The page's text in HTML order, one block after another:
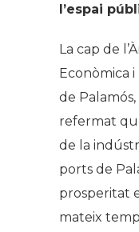
l’espai
La cap de
Econòmica
de Palamós,
refermat
de la
ports de
prosperitat
mateix